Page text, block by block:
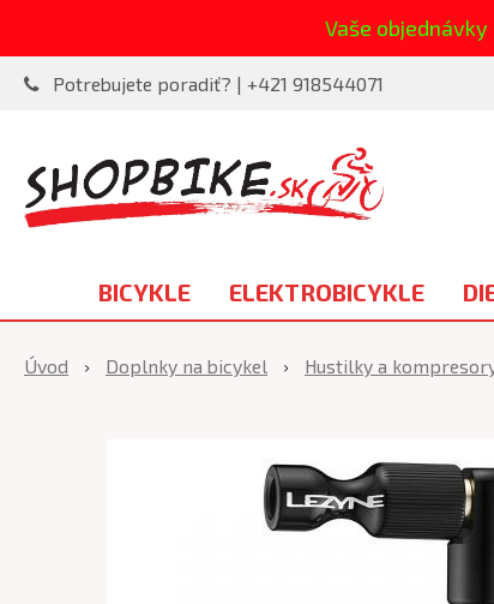
Vaše
Potrebujete poradiť? | +421 918544071
BICYKLE ELEKTROBICYKLE
Úvod Doplnky na bicykel Hustilky a